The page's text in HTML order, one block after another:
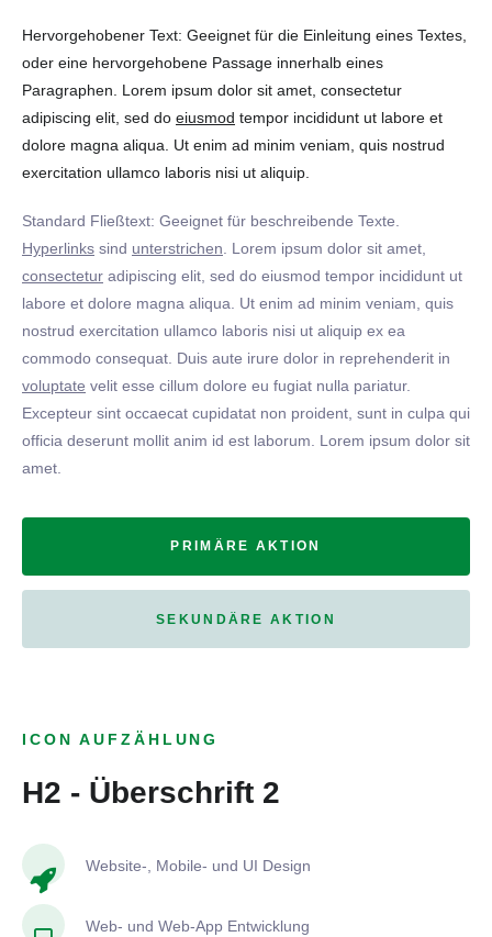
Hervorgehobener Text: Geeignet für die Einleitung eines Textes,
oder eine hervorgehobene Passage innerhalb eines
Paragraphen. Lorem ipsum dolor sit amet, consectetur
adipiscing elit, sed do eiusmod tempor incididunt ut labore et
dolore magna aliqua. Ut enim ad minim veniam, quis nostrud
exercitation ullamco laboris nisi ut aliquip.
Standard Fließtext: Geeignet für beschreibende Texte.
Hyperlinks sind unterstrichen . Lorem ipsum dolor sit amet,
consectetur adipiscing elit, sed do eiusmod tempor incididunt ut
labore et dolore magna aliqua. Ut enim ad minim veniam, quis
nostrud exercitation ullamco laboris nisi ut aliquip ex ea
commodo consequat. Duis aute irure dolor in reprehenderit in
voluptate velit esse cillum dolore eu fugiat nulla pariatur.
Excepteur sint occaecat cupidatat non proident, sunt in culpa qui
officia deserunt mollit anim id est laborum. Lorem ipsum dolor sit
amet.
PRIMÄRE AKTION
SEKUNDÄRE AKTION
ICON AUFZÄHLUNG
H2 - Überschrift 2
Website-, Mobile- und UI Design
Web- und Web-App Entwicklung